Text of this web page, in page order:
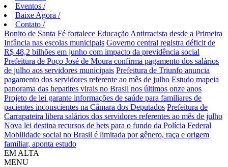
Eventos /
Baixe Agora /
Contato /
Bonito de Santa Fé fortalece Educação Antirracista desde a Primeira
Infância nas escolas municipais Governo central registra déficit de
R$ 48,2 bilhões em junho com impacto da previdência social
Prefeitura de Poço José de Moura confirma pagamento dos salários
de julho aos servidores municipais Prefeitura de Triunfo anuncia
pagamento dos servidores referente ao mês de julho Estudo mapeia
panorama das hepatites virais no Brasil nos últimos onze anos
Projeto de lei garante informações de saúde para familiares de
pacientes inconscientes na Câmara dos Deputados Prefeitura de
Carrapateira libera salários dos servidores referentes ao mês de julho
Nova lei destina recursos de bets para o fundo da Polícia Federal
Mobilidade social no Brasil é limitada por gênero, raça e origem
familiar, aponta estudo
EM ALTA
MENU